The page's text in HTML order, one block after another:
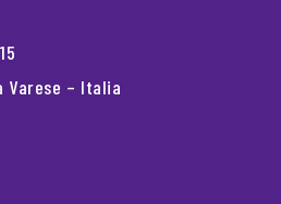
Varese – Italia